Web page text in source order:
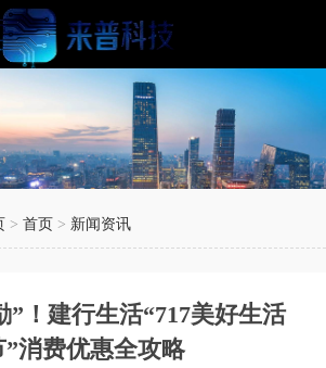
“励”！建行生
>首页 > 新闻资讯
”！建行生活“717美好生活
”消费优惠全攻略